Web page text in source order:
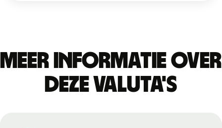
Meer informatie over
deze valuta's